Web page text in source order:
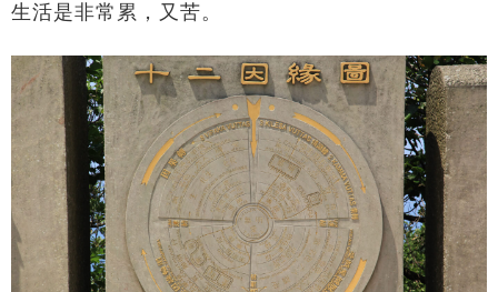
生活是非常累，又苦。